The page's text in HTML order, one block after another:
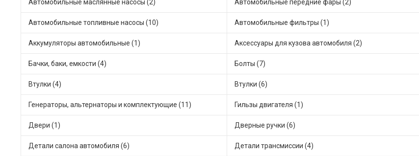
Автомобильные маслянные насосы (2) Автомобильные передние фары (2)
Автомобильные топливные насосы (10) Автомобильные фильтры (1)
Аккумуляторы автомобильные (1) Аксессуары для кузова автомобиля (2)
Бачки, баки, емкости (4) Болты (7)
Втулки (4) Втулки (6)
Генераторы, альтернаторы и комплектующие (11) Гильзы двигателя (1)
Двери (1) Дверные ручки (6)
Детали салона автомобиля (6) Детали трансмиссии (4)